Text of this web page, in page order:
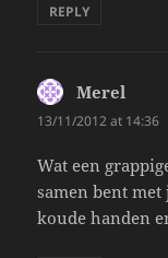
REPLY
Merel
13/11/2012 at 14:36
Wat een
samen bent
koude handen